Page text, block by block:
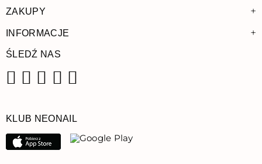
ZAKUPY +
INFORMACJE +
ŚLEDŹ NAS
KLUB NEONAIL